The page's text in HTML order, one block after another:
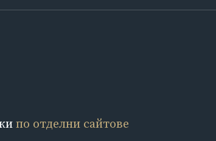
по отделни сайтове